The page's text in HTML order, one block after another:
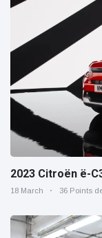
2023 Citroën ë-
18 March 36 Points